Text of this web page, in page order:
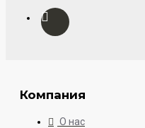
Компания
О нас